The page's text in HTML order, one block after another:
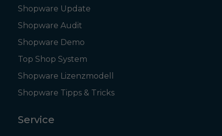
Shopware Update
Shopware Audit
Shopware Demo
Top Shop System
Shopware Lizenzmodell
Shopware Tipps & Tricks
Service